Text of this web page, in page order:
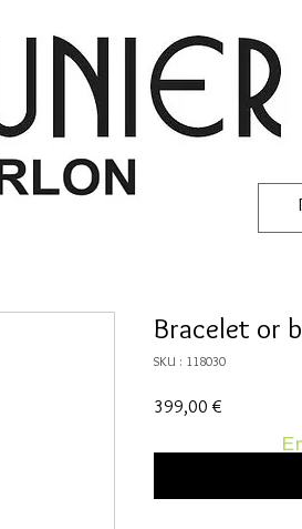
Bracelet or
SKU : 118030
399,00 €